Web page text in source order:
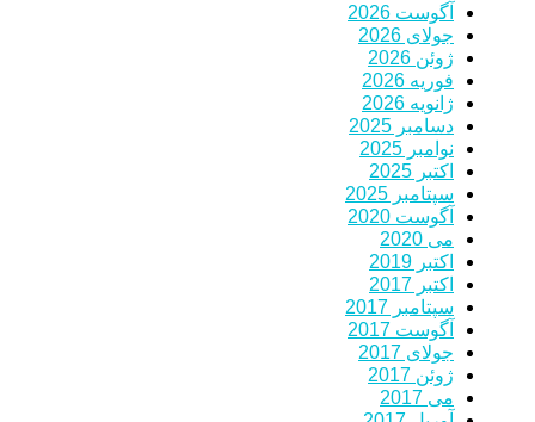
آگوست 2026
جولای 2026
ژوئن 2026
فوریه 2026
ژانویه 2026
دسامبر 2025
نوامبر 2025
اکتبر 2025
سپتامبر 2025
آگوست 2020
می 2020
اکتبر 2019
اکتبر 2017
سپتامبر 2017
آگوست 2017
جولای 2017
ژوئن 2017
می 2017